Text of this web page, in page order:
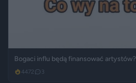
Bogaci influ będą finansować artystów?
4472 3